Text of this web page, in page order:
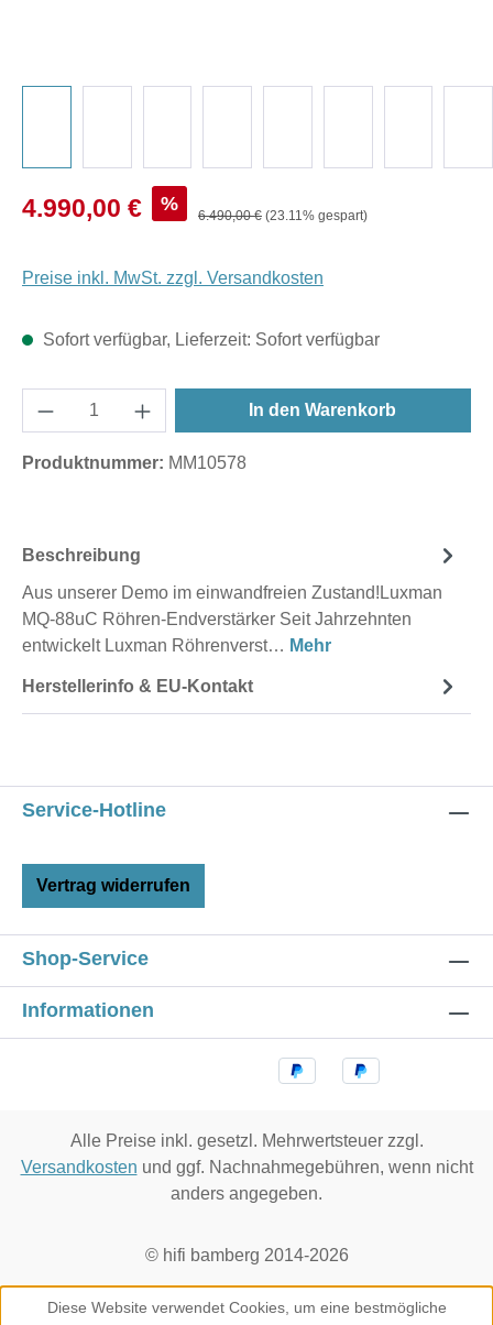
Verkaufspreis:
4.990,00 € % Regulärer Preis:
6.490,00 € (23.11% gespart)
Preise inkl. MwSt. zzgl. Versandkosten
Sofort verfügbar, Lieferzeit: Sofort verfügbar
In den Warenkorb
Produktnummer: MM10578
Beschreibung
Aus unserer Demo im einwandfreien Zustand!Luxman
MQ-88uC Röhren-Endverstärker Seit Jahrzehnten
entwickelt Luxman Röhrenverst… Mehr
Herstellerinfo & EU-Kontakt
Service-Hotline
Vertrag widerrufen
Shop-Service
Informationen
Alle Preise inkl. gesetzl. Mehrwertsteuer zzgl.
Versandkosten und ggf. Nachnahmegebühren, wenn nicht
anders angegeben.
© hifi bamberg 2014-2026
Diese Website verwendet Cookies, um eine bestmögliche